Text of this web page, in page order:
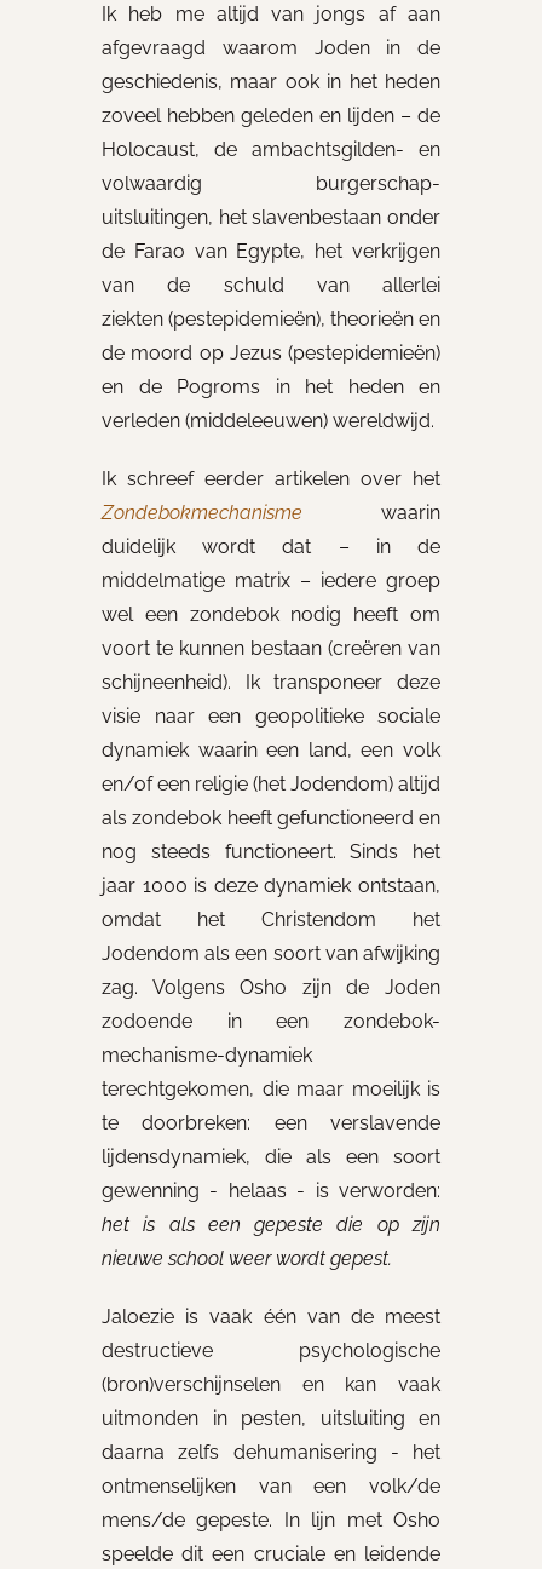
Ik heb me altijd van jongs af aan
afgevraagd waarom Joden in de
geschiedenis, maar ook in het heden
zoveel hebben geleden en lijden – de
Holocaust, de ambachtsgilden- en
volwaardig burgerschap-
uitsluitingen, het slavenbestaan onder
de Farao van Egypte, het verkrijgen
van de schuld van allerlei
ziekten (pestepidemieën), theorieën en
de moord op Jezus (pestepidemieën)
en de Pogroms in het heden en
verleden (middeleeuwen) wereldwijd.
Ik schreef eerder artikelen over het
Zondebokmechanisme waarin
duidelijk wordt dat – in de
middelmatige matrix – iedere groep
wel een zondebok nodig heeft om
voort te kunnen bestaan (creëren van
schijneenheid). Ik transponeer deze
visie naar een geopolitieke sociale
dynamiek waarin een land, een volk
en/of een religie (het Jodendom) altijd
als zondebok heeft gefunctioneerd en
nog steeds functioneert. Sinds het
jaar 1000 is deze dynamiek ontstaan,
omdat het Christendom het
Jodendom als een soort van afwijking
zag. Volgens Osho zijn de Joden
zodoende in een zondebok-
mechanisme-dynamiek
terechtgekomen, die maar moeilijk is
te doorbreken: een verslavende
lijdensdynamiek, die als een soort
gewenning - helaas - is verworden:
het is als een gepeste die op zijn
nieuwe school weer wordt gepest.
Jaloezie is vaak één van de meest
destructieve psychologische
(bron)verschijnselen en kan vaak
uitmonden in pesten, uitsluiting en
daarna zelfs dehumanisering - het
ontmenselijken van een volk/de
mens/de gepeste. In lijn met Osho
speelde dit een cruciale en leidende